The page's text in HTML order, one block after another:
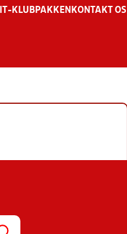
KLUBPAKKEN KONTAKT OS